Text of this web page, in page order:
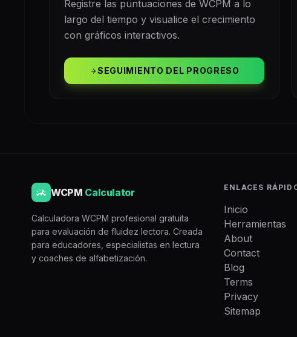
Registre las puntuaciones de WCPM a lo
largo del tiempo y visualice el crecimiento
con gráficos interactivos.
arrow_forwardSEGUIMIENTO DEL PROGRESO
WCPM Calculator
Calculadora WCPM profesional gratuita
para evaluación de fluidez lectora. Creada
para educadores, especialistas en lectura
y coaches de alfabetización.
ENLACES
Inicio
Herramientas
About
Contact
Blog
Terms
Privacy
Sitemap